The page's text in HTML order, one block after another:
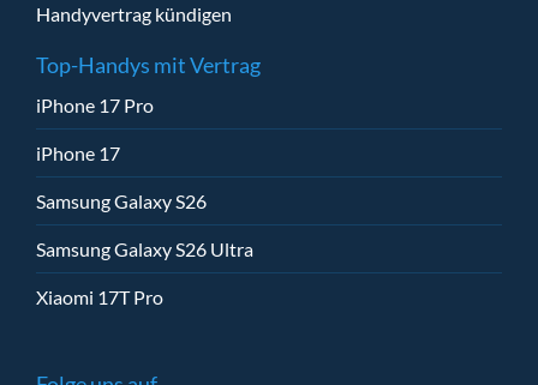
Handyvertrag kündigen
Top-Handys mit Vertrag
iPhone 17 Pro
iPhone 17
Samsung Galaxy S26
Samsung Galaxy S26 Ultra
Xiaomi 17T Pro